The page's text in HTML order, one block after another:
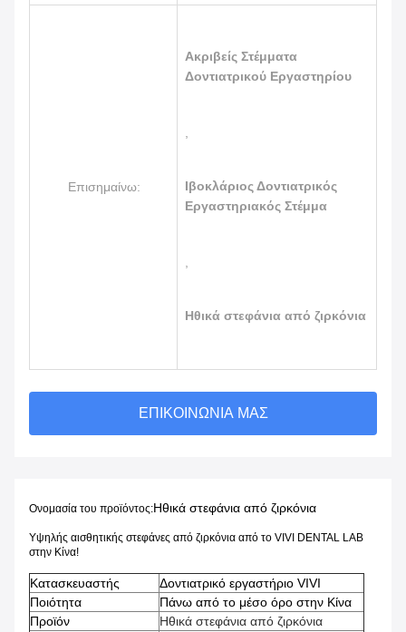
Επισημαίνω:
Ακριβείς Στέμματα
Δοντιατρικού Εργαστηρίου
Ιβοκλάριος Δοντιατρικός
Εργαστηριακός Στέμμα
Ηθικά στεφάνια από ζιρκόνια
ΕΠΙΚΟΙΝΩΝΊΑ ΜΑΣ
Ονομασία του προϊόντος:Ηθικά στεφάνια από ζιρκόνια
Υψηλής αισθητικής στεφάνες από ζιρκόνια από το VIVI DENTAL LAB
στην Κίνα!
Κατασκευαστής
Δοντιατρικό εργαστήριο VIVI
Ποιότητα
Πάνω από το μέσο όρο στην Κίνα
Προϊόν
Ηθικά στεφάνια από ζιρκόνια